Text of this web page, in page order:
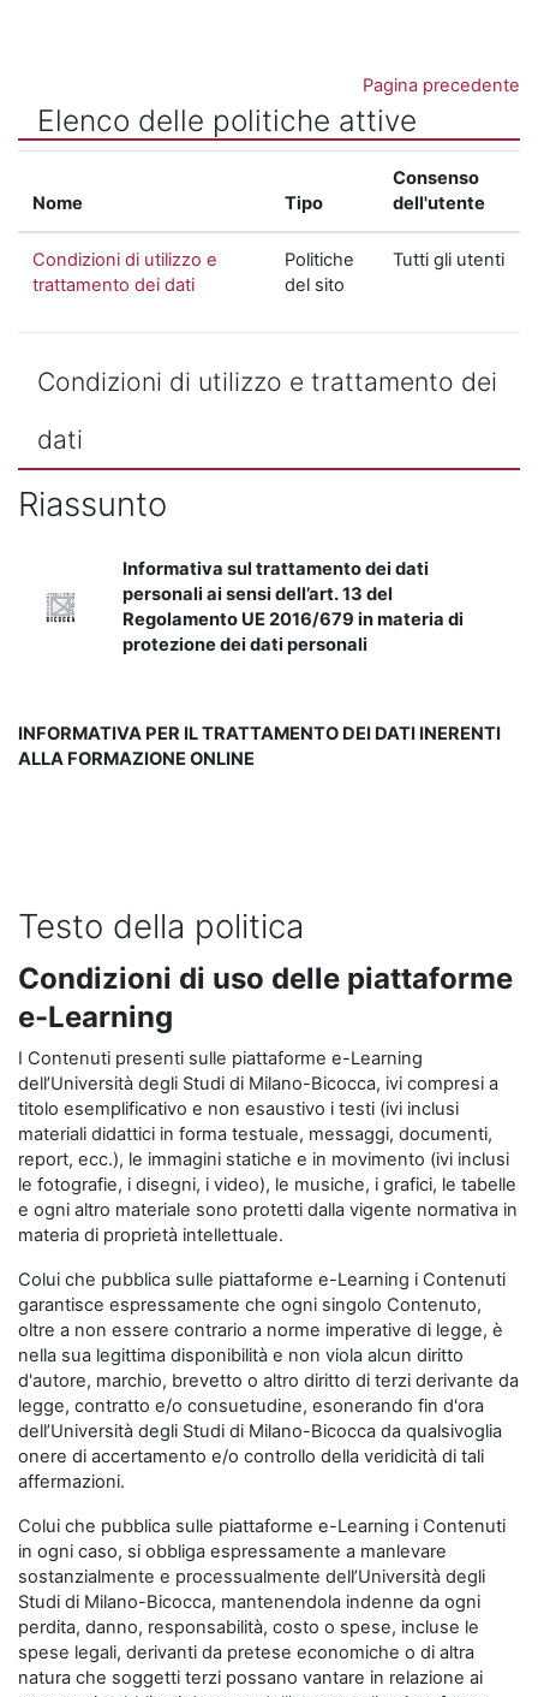
Pagina precedente
Elenco delle politiche attive
Nome Tipo
Consenso
dell'utente
Condizioni di utilizzo e
trattamento dei dati
Politiche
del sito
Tutti gli utenti
Condizioni di utilizzo e trattamento dei
dati
Riassunto
Informativa sul trattamento dei dati
personali ai sensi dell’art. 13 del
Regolamento UE 2016/679 in materia di
protezione dei dati personali
INFORMATIVA PER IL TRATTAMENTO DEI DATI INERENTI
ALLA FORMAZIONE ONLINE
Testo della politica
Condizioni di uso delle piattaforme
e-Learning
I Contenuti presenti sulle piattaforme e-Learning
dell’Università degli Studi di Milano-Bicocca, ivi compresi a
titolo esemplificativo e non esaustivo i testi (ivi inclusi
materiali didattici in forma testuale, messaggi, documenti,
report, ecc.), le immagini statiche e in movimento (ivi inclusi
le fotografie, i disegni, i video), le musiche, i grafici, le tabelle
e ogni altro materiale sono protetti dalla vigente normativa in
materia di proprietà intellettuale.
Colui che pubblica sulle piattaforme e-Learning i Contenuti
garantisce espressamente che ogni singolo Contenuto,
oltre a non essere contrario a norme imperative di legge, è
nella sua legittima disponibilità e non viola alcun diritto
d'autore, marchio, brevetto o altro diritto di terzi derivante da
legge, contratto e/o consuetudine, esonerando fin d'ora
dell’Università degli Studi di Milano-Bicocca da qualsivoglia
onere di accertamento e/o controllo della veridicità di tali
affermazioni.
Colui che pubblica sulle piattaforme e-Learning i Contenuti
in ogni caso, si obbliga espressamente a manlevare
sostanzialmente e processualmente dell’Università degli
Studi di Milano-Bicocca, mantenendola indenne da ogni
perdita, danno, responsabilità, costo o spese, incluse le
spese legali, derivanti da pretese economiche o di altra
natura che soggetti terzi possano vantare in relazione ai